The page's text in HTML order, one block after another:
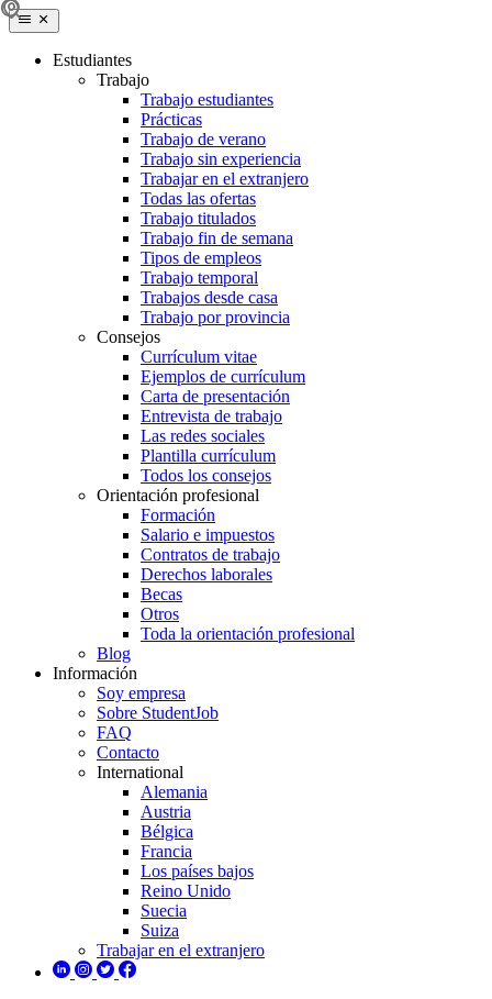
Estudiantes
Trabajo
Trabajo estudiantes
Prácticas
Trabajo de verano
Trabajo sin experiencia
Trabajar en el extranjero
Todas las ofertas
Trabajo titulados
Trabajo fin de semana
Tipos de empleos
Trabajo temporal
Trabajos desde casa
Trabajo por provincia
Consejos
Currículum vitae
Ejemplos de currículum
Carta de presentación
Entrevista de trabajo
Las redes sociales
Plantilla currículum
Todos los consejos
Orientación profesional
Formación
Salario e impuestos
Contratos de trabajo
Derechos laborales
Becas
Otros
Toda la orientación profesional
Blog
Información
Soy empresa
Sobre StudentJob
FAQ
Contacto
International
Alemania
Austria
Bélgica
Francia
Los países bajos
Reino Unido
Suecia
Suiza
Trabajar en el extranjero